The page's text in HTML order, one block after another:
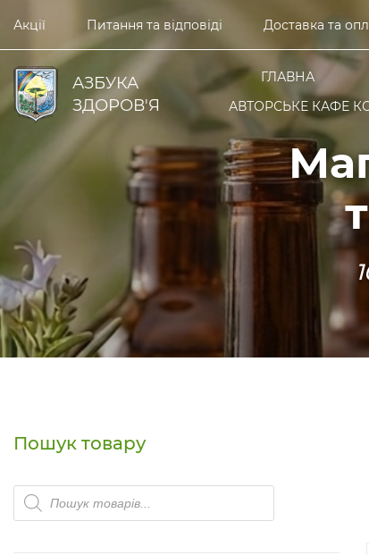
Акції Питання та відповіді Доставка та
АЗБУКА
ЗДОРОВ'Я
ГЛАВНА
АВТОРСЬКЕ КАФЕ
Пошук товару
Products
search